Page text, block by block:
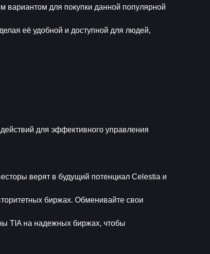
вариантом для покупки данной популярной
её удобной и доступной для людей,
для эффективного управления
верят в будущий потенциал Celestia и
биржах. Обменивайте свои
TIA на надежных биржах, чтобы